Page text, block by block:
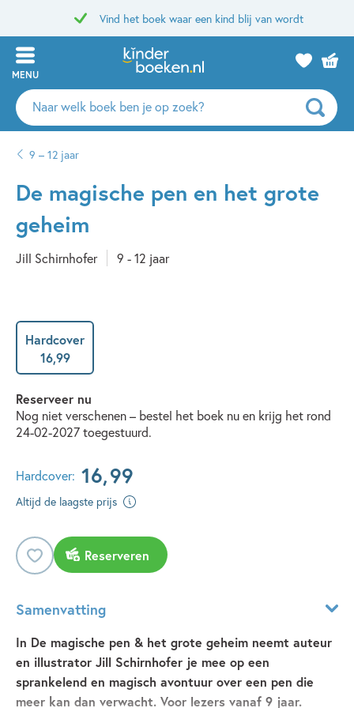
Vind het boek waar een kind blij van wordt
MENU
Zoeken
naar
auteurs
uitgevers
9 – 12 jaar
De magische pen en het grote
geheim
Jill Schirnhofer 9 - 12 jaar
Hardcover
16,99
Reserveer nu
Nog niet verschenen – bestel het boek nu en krijg het rond
24-02-2027 toegestuurd.
Hardcover: 16,99
Altijd de laagste prijs
Reserveren
Samenvatting
In De magische pen & het grote geheim neemt auteur
en illustrator Jill Schirnhofer je mee op een
sprankelend en magisch avontuur over een pen die
meer kan dan verwacht. Voor lezers vanaf 9 jaar.